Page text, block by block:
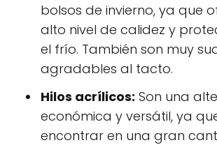
bolsos de invierno, ya que
alto nivel de calidez y
el frío. También son muy
agradables al tacto.
Hilos acrílicos: Son una
económica y versátil, ya
encontrar en una gran